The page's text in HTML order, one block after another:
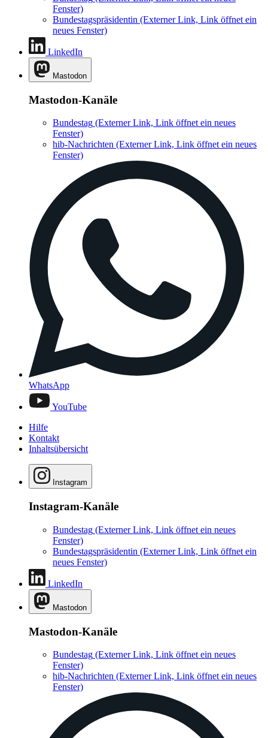
Fenster)
Bundestagspräsidentin (Externer Link, Link öffnet ein
neues Fenster)
LinkedIn
Mastodon
Mastodon-Kanäle
Bundestag (Externer Link, Link öffnet ein neues
Fenster)
hib-Nachrichten (Externer Link, Link öffnet ein neues
Fenster)
WhatsApp
YouTube
Hilfe
Kontakt
Inhaltsübersicht
Instagram
Instagram-Kanäle
Bundestag (Externer Link, Link öffnet ein neues
Fenster)
Bundestagspräsidentin (Externer Link, Link öffnet ein
neues Fenster)
LinkedIn
Mastodon
Mastodon-Kanäle
Bundestag (Externer Link, Link öffnet ein neues
Fenster)
hib-Nachrichten (Externer Link, Link öffnet ein neues
Fenster)